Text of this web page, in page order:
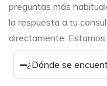
preguntas más
la respuesta a tu
directamente.
¿Dónde se